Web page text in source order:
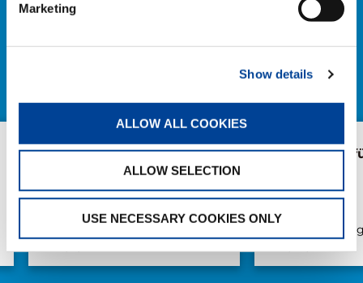
Marketing
Show details
ALLOW ALL COOKIES
ALLOW SELECTION
USE NECESSARY COOKIES ONLY
VERWANDTE NEWS
Abholung mit Nachwuchs:
Weiland übernimmt
weiteren Tadano AC
4.100L-1
AC 5.250L-2